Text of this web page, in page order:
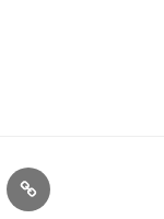
Конкурсы